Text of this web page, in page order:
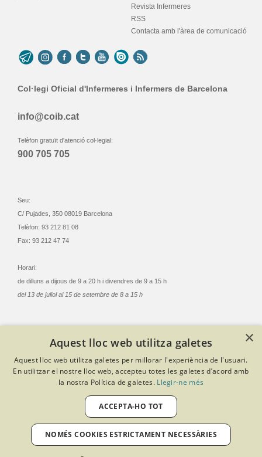
Revista Infermeres
RSS
Contacta amb l'àrea de comunicació
Col·legi Oficial d'Infermeres i Infermers de Barcelona
info@coib.cat
Telèfon gratuït d'atenció col·legial:
900 705 705
Seu:
C/ Pujades, 350 08019 Barcelona
Telèfon: 93 212 81 08
Fax: 93 212 47 74
Horari:
de dilluns a dijous de 9 a 20 h i divendres de 9 a 15 h
del 13 de juliol al 15 de setembre de 8 a 15 h
© Col·legi Oficial Infermeres i Infermers de Barcelona
Criteris de privacitat
Política de cookies
Avís legal
Política de protecció de dades
Política de qualitat
Desenvolupat amb Softeng Portal Builder
×
Aquest lloc web utilitza galetes
Aquest lloc web utilitza galetes per millorar l'experiència de l'usuari.
En utilitzar el nostre lloc web, accepteu totes les galetes d’acord amb
la nostra Política de galetes. Llegir-ne més
ACCEPTA-HO TOT
NOMÉS COOKIES ESTRICTAMENT NECESSÀRIES